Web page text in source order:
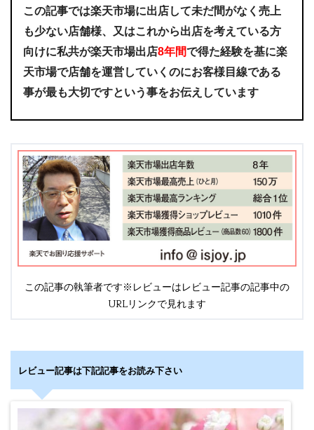
この記事では楽天市場に出店して未だ間がなく売上
も少ない店舗様、又はこれから出店を考えている方
向けに私共が楽天市場出店8年間で得た経験を基に楽
天市場で店舗を運営していくのにお客様目線である
事が最も大切ですという事をお伝えしています
この記事の執筆者です※レビューはレビュー記事の記事中の
URLリンクで見れます
レビュー記事は下記記事をお読み下さい